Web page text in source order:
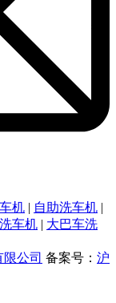
机 | 自助洗车机 |
车机 | 大巴车洗
公司 备案号： 沪